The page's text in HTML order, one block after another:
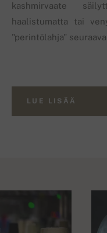
kashmirvaate
haalistumatta tai
"perintölahja"
LUE LISÄÄ